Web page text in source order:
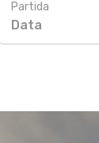
Partida
Data